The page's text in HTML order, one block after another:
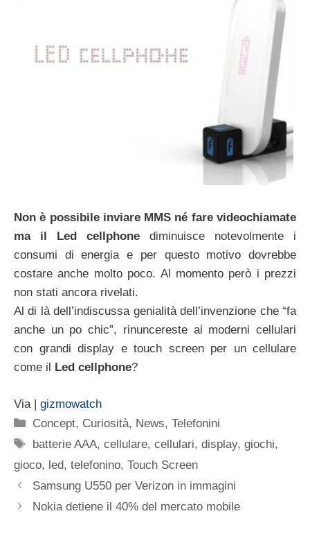
Non è possibile inviare MMS né fare videochiamate
ma il Led cellphone diminuisce notevolmente i
consumi di energia e per questo motivo dovrebbe
costare anche molto poco. Al momento però i prezzi
non stati ancora rivelati.
Al di là dell’indiscussa genialità dell’invenzione che “fa
anche un po chic”, rinuncereste ai moderni cellulari
con grandi display e touch screen per un cellulare
come il
Led cellphone?
Via | gizmowatch
Categorie
Concept, Curiosità, News,Telefonini
Tag
batterie AAA,cellulare,cellulari,display,giochi,
gioco, led, telefonino, Touch Screen
Samsung U550 per Verizon in immagini
Nokia detiene il 40% del mercato mobile